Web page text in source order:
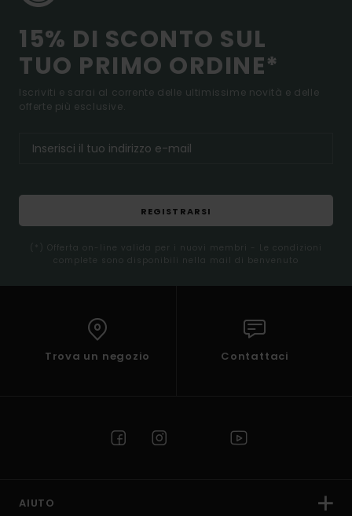
15% DI SCONTO SUL
TUO PRIMO ORDINE*
Iscriviti e sarai al corrente delle ultimissime novità e delle
offerte più esclusive.
REGISTRARSI
(*) Offerta on-line valida per i nuovi membri - Le condizioni
complete sono disponibili nella mail di benvenuto
Trova un negozio Contattaci
AIUTO